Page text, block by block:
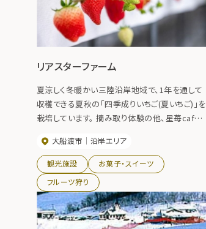
リアスターファーム
夏涼しく冬暖かい三陸沿岸地域で、1年を通して
収穫できる夏秋の「四季成りいちご(夏いちご)」を
栽培しています。 摘み取り体験の他、星苺cafe
ルフェや、地元食材を活かしたランチメニューが
味わえます。
大船渡市 沿岸エリア
観光施設
お菓子・スイーツ
フルーツ狩り